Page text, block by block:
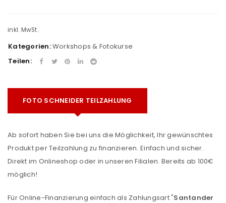
inkl. MwSt.
Kategorien:Workshops & Fotokurse
Teilen:
FOTO SCHNEIDER TEILZAHLUNG
Ab sofort haben Sie bei uns die Möglichkeit, Ihr gewünschtes
Produkt per Teilzahlung zu finanzieren. Einfach und sicher.
Direkt im Onlineshop oder in unseren Filialen. Bereits ab 100€
möglich!
Für Online-Finanzierung einfach als Zahlungsart "Santander